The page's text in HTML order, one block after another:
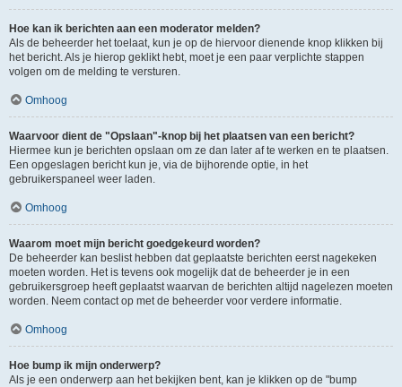
Hoe kan ik berichten aan een moderator melden?
Als de beheerder het toelaat, kun je op de hiervoor dienende knop klikken bij
het bericht. Als je hierop geklikt hebt, moet je een paar verplichte stappen
volgen om de melding te versturen.
Omhoog
Waarvoor dient de "Opslaan"-knop bij het plaatsen van een bericht?
Hiermee kun je berichten opslaan om ze dan later af te werken en te plaatsen.
Een opgeslagen bericht kun je, via de bijhorende optie, in het
gebruikerspaneel weer laden.
Omhoog
Waarom moet mijn bericht goedgekeurd worden?
De beheerder kan beslist hebben dat geplaatste berichten eerst nagekeken
moeten worden. Het is tevens ook mogelijk dat de beheerder je in een
gebruikersgroep heeft geplaatst waarvan de berichten altijd nagelezen moeten
worden. Neem contact op met de beheerder voor verdere informatie.
Omhoog
Hoe bump ik mijn onderwerp?
Als je een onderwerp aan het bekijken bent, kan je klikken op de "bump